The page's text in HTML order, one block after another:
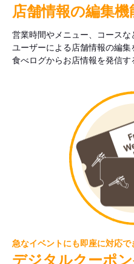
店舗情報の編集機
営業時間やメニュー、コースな
ユーザーによる店舗情報の編集
食べログからお店情報を発信す
急なイベントにも即座に対応で
デジタルクーポ